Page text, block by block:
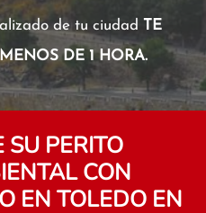
de tu ciudad TE
DE 1 HORA.
SU PERITO
CON
EN TOLEDO EN